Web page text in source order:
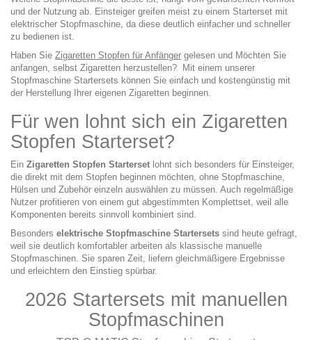
und der Nutzung ab. Einsteiger greifen meist zu einem Starterset mit
elektrischer Stopfmaschine, da diese deutlich einfacher und schneller
zu bedienen ist.
Haben Sie Zigaretten Stopfen für Anfänger gelesen und Möchten Sie
anfangen, selbst Zigaretten herzustellen? Mit einem unserer
Stopfmaschine Startersets können Sie einfach und kostengünstig mit
der Herstellung Ihrer eigenen Zigaretten beginnen.
Für wen lohnt sich ein Zigaretten
Stopfen Starterset?
Ein Zigaretten Stopfen Starterset lohnt sich besonders für Einsteiger,
die direkt mit dem Stopfen beginnen möchten, ohne Stopfmaschine,
Hülsen und Zubehör einzeln auswählen zu müssen. Auch regelmäßige
Nutzer profitieren von einem gut abgestimmten Komplettset, weil alle
Komponenten bereits sinnvoll kombiniert sind.
Besonders elektrische Stopfmaschine Startersets sind heute gefragt,
weil sie deutlich komfortabler arbeiten als klassische manuelle
Stopfmaschinen. Sie sparen Zeit, liefern gleichmäßigere Ergebnisse
und erleichtern den Einstieg spürbar.
2026 Startersets mit manuellen
Stopfmaschinen